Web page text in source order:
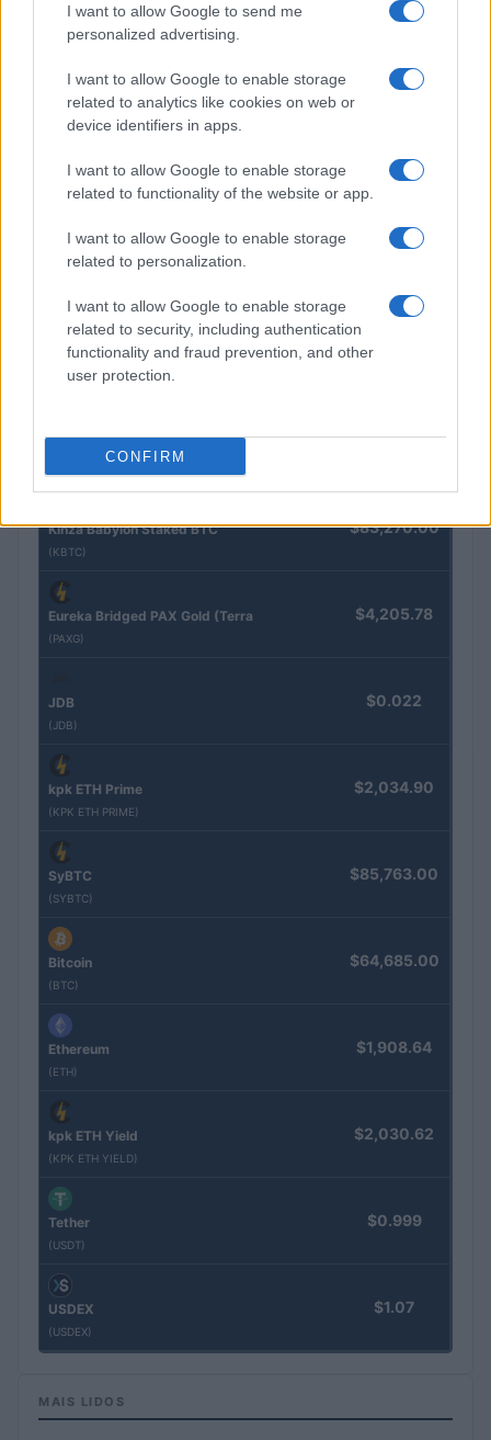
I want to allow Google to send me
personalized advertising.
I want to allow Google to enable storage
related to analytics like cookies on web or
device identifiers in apps.
I want to allow Google to enable storage
related to functionality of the website or app.
I want to allow Google to enable storage
related to personalization.
I want to allow Google to enable storage
related to security, including authentication
functionality and fraud prevention, and other
user protection.
CONFIRM
Autoridades do Fed avaliam impacto dos investimentos
acelerados em inteligência artificial
Beatriz Almeida · 7 ago 2026
Kinza Babylon Staked BTC
(KBTC)
$83,270.00
Eureka Bridged PAX Gold (Terra
(PAXG)
$4,205.78
JDB
(JDB)
$0.022
kpk ETH Prime
(KPK ETH PRIME)
$2,034.90
SyBTC
(SYBTC)
$85,763.00
Bitcoin
(BTC)
$64,685.00
Ethereum
(ETH)
$1,908.64
kpk ETH Yield
(KPK ETH YIELD)
$2,030.62
Tether
(USDT)
$0.999
USDEX
(USDEX)
$1.07
MAIS LIDOS